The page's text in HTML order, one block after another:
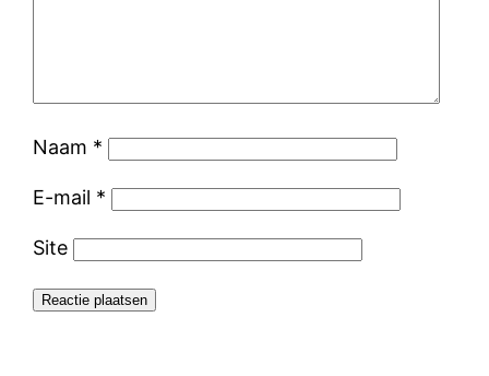
Naam *
E-mail *
Site